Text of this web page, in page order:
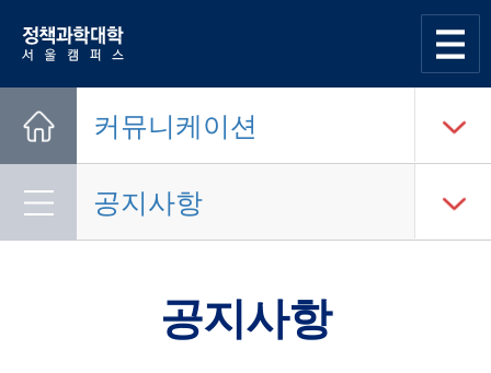
한양대학교
커뮤니케이션
공지사항
공지사항